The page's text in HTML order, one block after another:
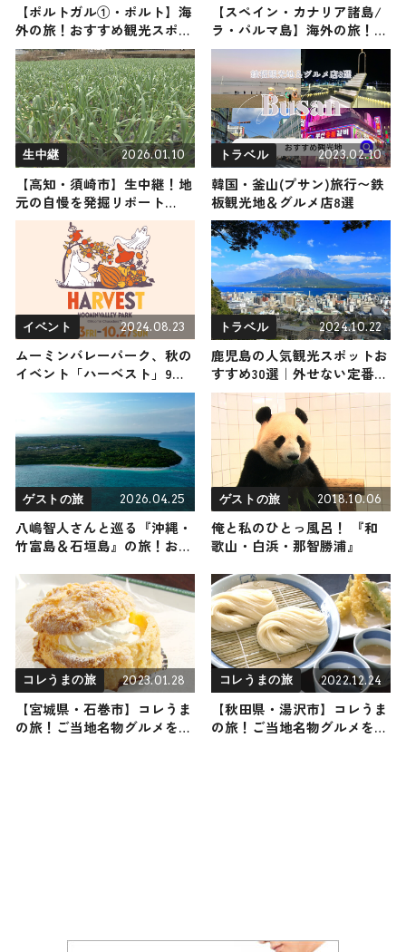
【ポルトガル①・ポルト】海
外の旅！おすすめ観光スポッ
トやグルメをリポート 2024
年5月25日放送
【スペイン・カナリア諸島/
ラ・パルマ島】海外の旅！お
すすめ観光スポットやグルメ
をリポート
生中継 2026.01.10
【高知・須崎市】生中継！地
元の自慢を発掘リポート
2026年1月10日放送
トラベル 2023.02.10
韓国・釜山(プサン)旅行〜鉄
板観光地＆グルメ店8選
イベント 2024.08.23
ムーミンバレーパーク、秋の
イベント「ハーベスト」9月
13日より開催 新たなエリアも
トラベル 2024.10.22
鹿児島の人気観光スポットお
すすめ30選｜外せない定番・
名所から穴場まで見どころ満
載の観光地を紹介
ゲストの旅 2026.04.25
八嶋智人さんと巡る『沖縄・
竹富島＆石垣島』の旅！おす
2026年4月25日放送
ゲストの旅 2018.10.06
俺と私のひとっ風呂！ 『和
歌山・白浜・那智勝浦』
コレうまの旅 2023.01.28
【宮城県・石巻市】コレうま
の旅！ご当地名物グルメをお
コレうまの旅 2022.12.24
【秋田県・湯沢市】コレうま
の旅！ご当地名物グルメをお